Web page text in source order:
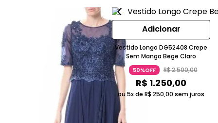
Adicionar
Vestido Longo DG52408 Crepe
Sem Manga Bege Claro
50%OFF R$2.500,00
R$ 1.250,00
ou 5x de R$ 250,00 sem juros